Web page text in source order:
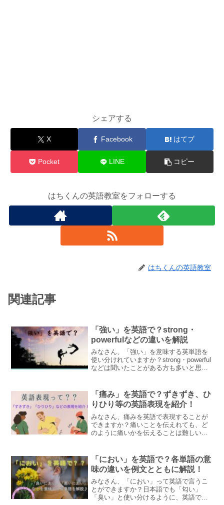
シェアする
X Facebook はてブ
Pocket LINE コピー
はちくんの英語教室をフォローする
はちくんの英語教室
関連記事
「強い」を英語で？strong・
powerfulなどの違いを解説
みなさん、「強い」を意味する英単語を
使い分けれていますか？strong・powerful
などは聞いたことがある方も多いと思い
スが含まれます。この記事ではそれらに
ついて解説します♪
「痛み」を英語で？ずきずき、ひ
りひり等の英語表現を紹介！
みなさん、痛みを英語で表現することが
できますか？痛いことを伝えれても、ど
のように痛いかを伝えることは難しいで
例文とともに解説しています。
「におい」を英語で？各単語の意
味の違いを例文とともに解説！
みなさん、「におい」って英語で言うこ
とができますか？日本語でも「匂い」
「臭い」と使い分けるように、英語でも